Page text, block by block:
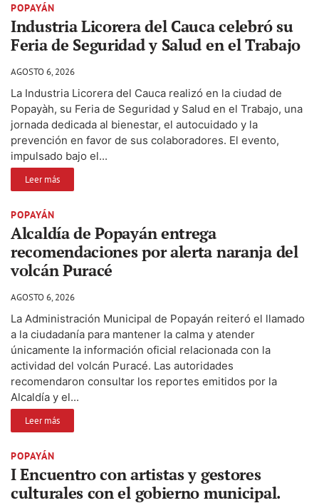
POPAYÁN
Industria Licorera del Cauca celebró su
Feria de Seguridad y Salud en el Trabajo
AGOSTO 6, 2026
La Industria Licorera del Cauca realizó en la ciudad de
Popayàh, su Feria de Seguridad y Salud en el Trabajo, una
jornada dedicada al bienestar, el autocuidado y la
prevención en favor de sus colaboradores. El evento,
impulsado bajo el...
Leer más
POPAYÁN
Alcaldía de Popayán entrega
recomendaciones por alerta naranja del
volcán Puracé
AGOSTO 6, 2026
La Administración Municipal de Popayán reiteró el llamado
a la ciudadanía para mantener la calma y atender
únicamente la información oficial relacionada con la
actividad del volcán Puracé. Las autoridades
recomendaron consultar los reportes emitidos por la
Alcaldía y el...
Leer más
POPAYÁN
I Encuentro con artistas y gestores
culturales con el gobierno municipal.